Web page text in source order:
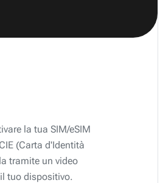
la tua SIM/eSIM
(Carta d'Identità
tramite un video
tuo dispositivo.